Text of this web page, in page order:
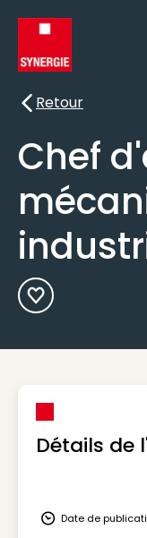
Retour
Retour
Chef
Ajouter aux Favoris
Détails de
Date de